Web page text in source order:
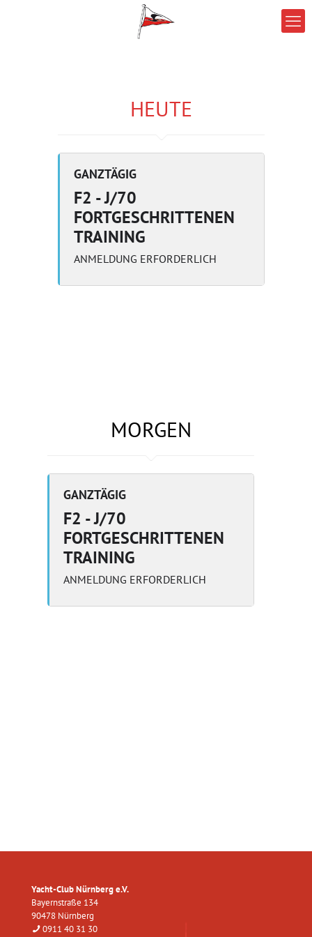
HEUTE
GANZTÄGIG
F2 - J/70
FORTGESCHRITTENEN
TRAINING
ANMELDUNG ERFORDERLICH
MORGEN
GANZTÄGIG
F2 - J/70
FORTGESCHRITTENEN
TRAINING
ANMELDUNG ERFORDERLICH
Yacht-Club Nürnberg e.V.
Bayernstraße 134
90478 Nürnberg
0911 40 31 30